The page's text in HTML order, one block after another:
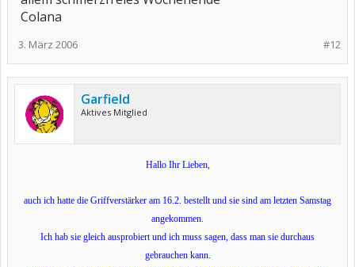
Colana
#12
3. März 2006
Garfield
Aktives Mitglied
Hallo Ihr Lieben,
auch ich hatte die Griffverstärker am 16.2. bestellt und sie sind am letzten Samstag
angekommen.
Ich hab sie gleich ausprobiert und ich muss sagen, dass man sie durchaus
gebrauchen kann.